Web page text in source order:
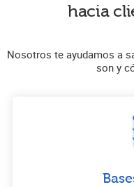
hacia
Nosotros te ayudamos a
son y